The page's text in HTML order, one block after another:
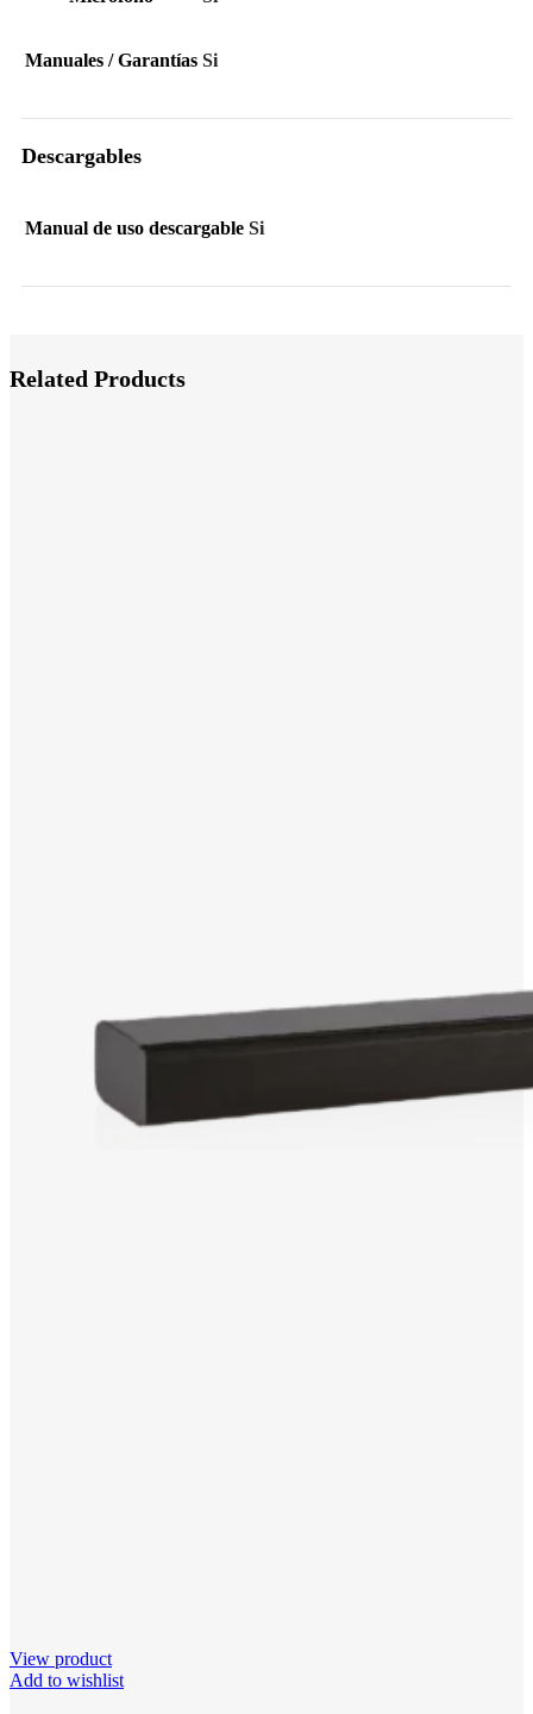
Manuales / Garantías Si
Descargables
Manual de uso descargable Si
Related Products
View product
Add to wishlist